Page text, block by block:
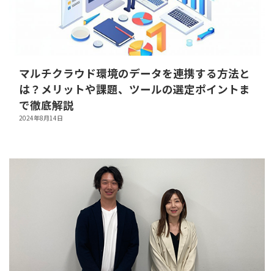
マルチクラウド環境のデータを連携する方法と
は？メリットや課題、ツールの選定ポイントま
で徹底解説
2024年8月14日